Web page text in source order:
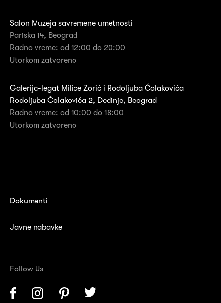
Salon Muzeja savremene umetnosti
Pariska 14, Beograd
Radno vreme: od 12:00 do 20:00
Utorkom zatvoreno
Galerija-legat Milice Zorić i Rodoljuba Čolakovića
Rodoljuba Čolakovića 2, Dedinje, Beograd
Radno vreme: od 10:00 do 18:00
Utorkom zatvoreno
Dokumenti
Javne nabavke
Follow Us
Facebook InstagramPinterest